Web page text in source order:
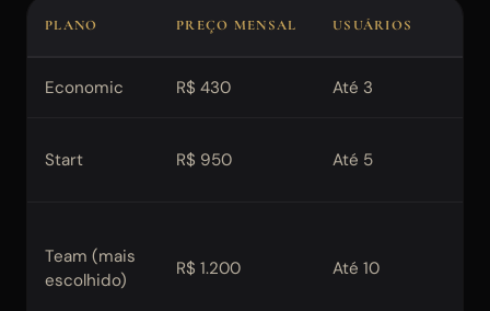
PLANO PREÇO MENSAL USUÁRIOS
Economic R$ 430 Até 3
Start R$ 950 Até 5
Team (mais
escolhido)
R$ 1.200 Até 10